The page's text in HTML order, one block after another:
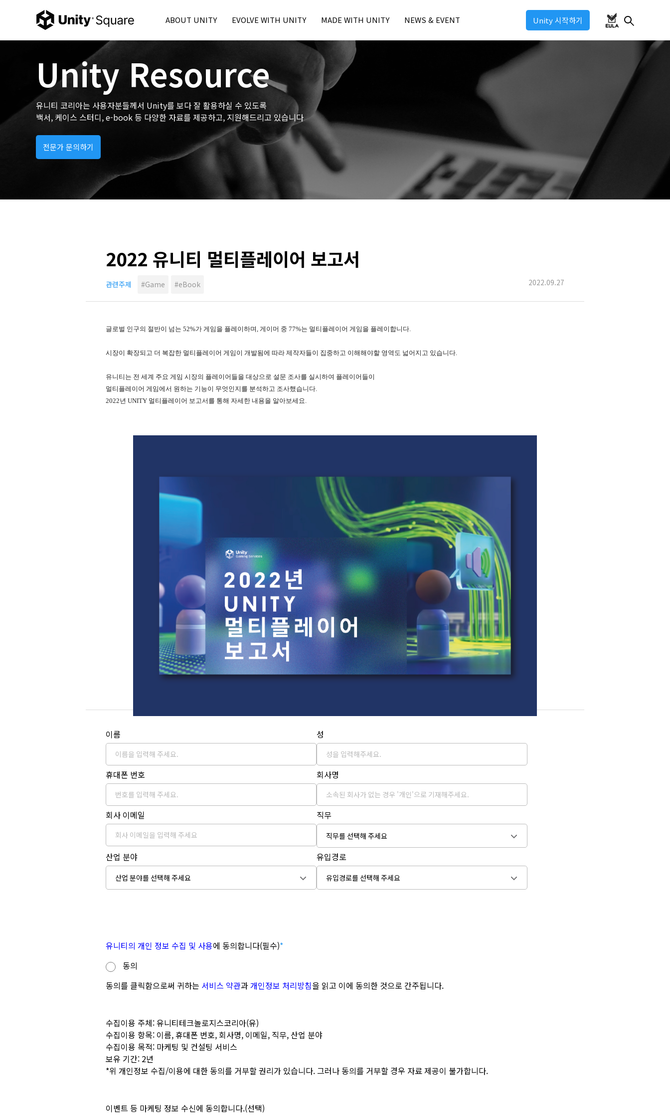
ABOUT UNITY
Unity Korea
Product
Unity Ads
Consulting
Partner
EVOLVE WITH UNITY
Unity Learn
Unity Resource
MADE WITH UNITY
MWU Case
Unity Award
NEWS & EVENT
Press
- U Day Seoul: Industry 2025
Unity 시작하기
Unity Resource
유니티 코리아는 사용자분들께서 Unity를 보다 잘 활용하실 수 있도록
백서, 케이스 스터디, e-book 등 다양한 자료를 제공하고, 지원해드리고 있습니다
전문가 문의하기
2022 유니티 멀티플레이어 보고서
관련주제 #Game #eBook 2022.09.27
글로벌 인구의 절반이 넘는 52%가 게임을 플레이하며, 게이머 중 77%는 멀티플레이어 게임을 플레이합니다.
시장이 확장되고 더 복잡한 멀티플레이어 게임이 개발됨에 따라 제작자들이 집중하고 이해해야할 영역도 넓어지고 있습니다.
유니티는 전 세계 주요 게임 시장의 플레이어들을 대상으로 설문 조사를 실시하여 플레이어들이
멀티플레이어 게임에서 원하는 기능이 무엇인지를 분석하고 조사했습니다.
2022년 UNITY 멀티플레이어 보고서를 통해 자세한 내용을 알아보세요.
이름 성
휴대폰 번호 회사명
회사 이메일 직무
산업 분야 유입경로
유니티의 개인 정보 수집 및 사용에 동의합니다(필수)*
동의
동의를 클릭함으로써 귀하는 서비스 약관과개인정보 처리방침을 읽고 이에 동의한 것으로 간주됩니다.
수집이용 주체: 유니티테크놀로지스코리아(유)
수집이용 항목: 이름, 휴대폰 번호, 회사명, 이메일, 직무, 산업 분야
수집이용 목적: 마케팅 및 컨설팅 서비스
보유 기간: 2년
*위 개인정보 수집/이용에 대한 동의를 거부할 권리가 있습니다. 그러나 동의를 거부할 경우 자료 제공이 불가합니다.
이벤트 등 마케팅 정보 수신에 동의합니다.(선택)